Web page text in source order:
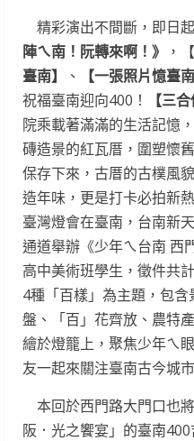
精彩演出不間斷，即日
陣ㄟ南！阮轉來啊！》
，【
臺南】
、 【一張照片憶臺南
祝福臺南迎向400！
【三
院乘載著滿滿的生活記憶
磚造景的紅瓦厝，圍塑懷
保存下來，古厝的古樸風
造年味，更是打卡必拍新
臺灣燈會在臺南，台南新
通道舉辦《少年ㄟ台南 西
高中美術班學生，徵件共
4種「百樣」為主題，包含
盤、「百」花齊放、農特
繪於燈籠上，聚焦少年ㄟ
友一起來關注臺南古今城
本回於西門路大門口也
阪．光之饗宴」的臺南